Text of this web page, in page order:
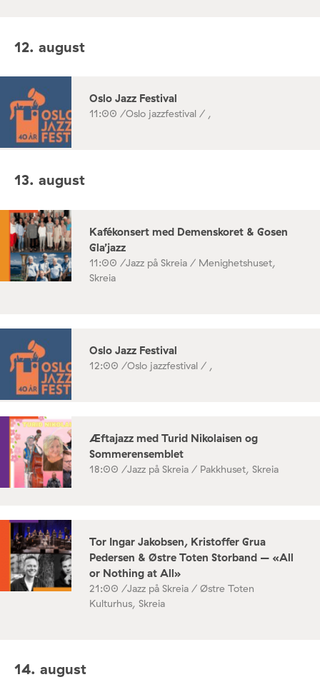
12. august
Oslo Jazz Festival
11:00 /Oslo jazzfestival / ,
13. august
Kafékonsert med Demenskoret & Gosen
Gla’jazz
11:00 /Jazz på Skreia / Menighetshuset,
Skreia
Oslo Jazz Festival
12:00 /Oslo jazzfestival / ,
Æftajazz med Turid Nikolaisen og
Sommerensemblet
18:00 /Jazz på Skreia / Pakkhuset, Skreia
Tor Ingar Jakobsen, Kristoffer Grua
Pedersen & Østre Toten Storband – «All
or Nothing at All»
21:00 /Jazz på Skreia / Østre Toten
Kulturhus, Skreia
14. august